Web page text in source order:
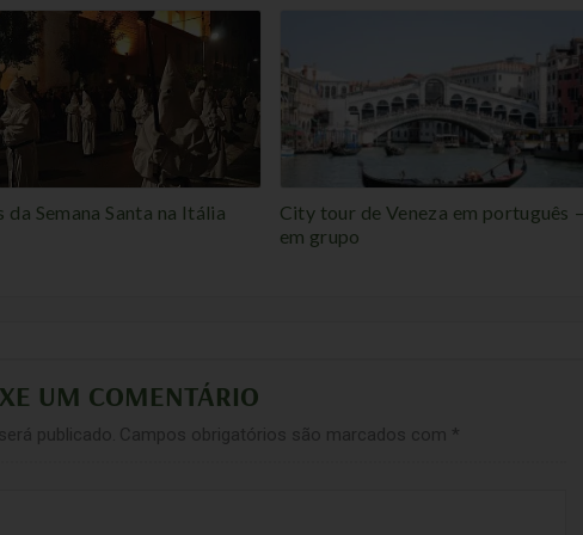
da Semana Santa na Itália
City tour de Veneza em português –
em grupo
UM COMENTÁRIO
publicado. Campos obrigatórios são marcados com *